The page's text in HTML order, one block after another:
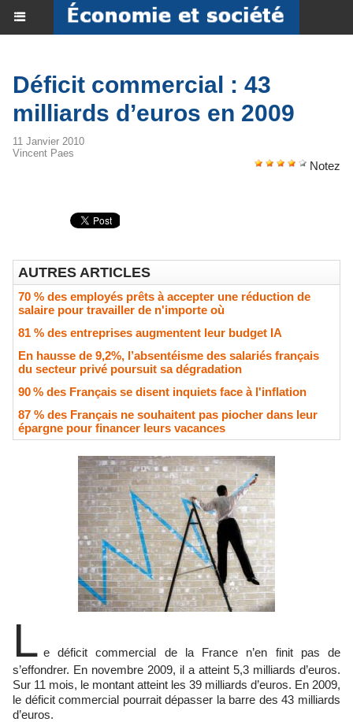
Déficit commercial : 43
milliards d’euros en 2009
11 Janvier 2010
Vincent Paes
Notez
AUTRES ARTICLES
70 % des employés prêts à accepter une réduction de
salaire pour travailler de n'importe où
81 % des entreprises augmentent leur budget IA
En hausse de 9,2%, l’absentéisme des salariés français
du secteur privé poursuit sa dégradation
90 % des Français se disent inquiets face à l'inflation
87 % des Français ne souhaitent pas piocher dans leur
épargne pour financer leurs vacances
L e déficit commercial de la France n’en finit pas de
s’effondrer. En novembre 2009, il a atteint 5,3 milliards d’euros.
Sur 11 mois, le montant atteint les 39 milliards d’euros. En 2009,
le déficit commercial pourrait dépasser la barre des 43 milliards
d’euros.